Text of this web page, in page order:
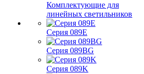
Комплектующие для
линейных светильников
Серия 089E
Серия 089BG
Серия 089K